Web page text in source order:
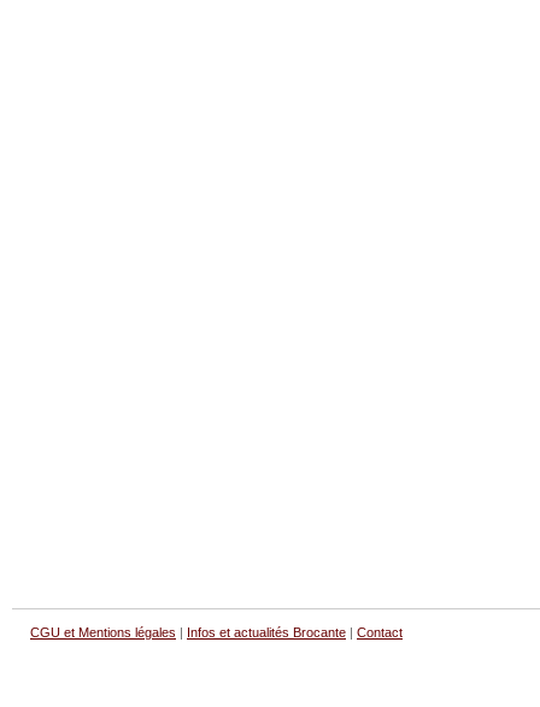
CGU et Mentions légales | Infos et actualités Brocante | Contact